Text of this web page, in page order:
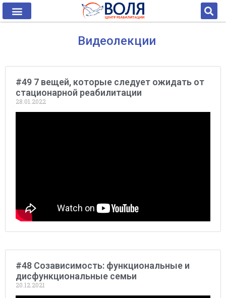
Видеолекции
#49 7 вещей, которые следует ожидать от
стационарной реабилитации
28.01.2022
#48 Созависимость: функциональные и
дисфункциональные семьи
20.12.2021